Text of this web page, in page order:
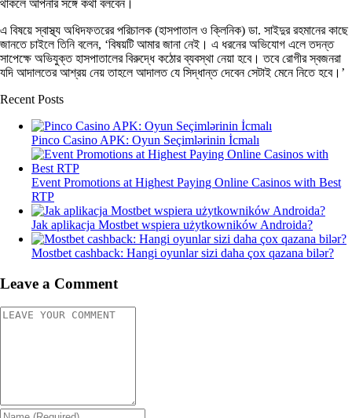
থাকলে আপনার সঙ্গে কথা বলবেন।
এ বিষয়ে স্বাস্থ্য অধিদফতরের পরিচালক (হাসপাতাল ও ক্লিনিক) ডা. সাইদুর রহমানের কাছে
জানতে চাইলে তিনি বলেন, ‘বিষয়টি আমার জানা নেই। এ ধরনের অভিযোগ এলে তদন্ত
সাপেক্ষে অভিযুক্ত হাসপাতালের বিরুদ্ধে কঠোর ব্যবস্থা নেয়া হবে। তবে রোগীর স্বজনরা
যদি আদালতের আশ্রয় নেয় তাহলে আদালত যে সিদ্ধান্ত দেবেন সেটাই মেনে নিতে হবে।’
Recent Posts
Pinco Casino APK: Oyun Seçimlərinin İcmalı
Event Promotions at Highest Paying Online Casinos with Best
RTP
Jak aplikacja Mostbet wspiera użytkowników Androida?
Mostbet cashback: Hangi oyunlar sizi daha çox qazana bilər?
Leave a Comment